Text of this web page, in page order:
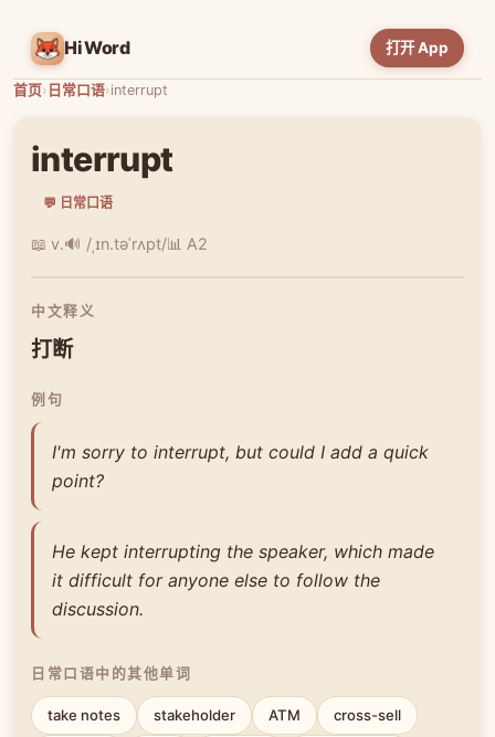
HiWord 打开 App
首页› 日常口语›interrupt
interrupt
💬 日常口语
📖 v.🔊 /ˌɪn.təˈrʌpt/📊 A2
中文释义
打断
例句
I'm sorry to interrupt, but could I add a quick
point?
He kept interrupting the speaker, which made
it difficult for anyone else to follow the
discussion.
日常口语中的其他单词
take notes stakeholder ATM cross-sell